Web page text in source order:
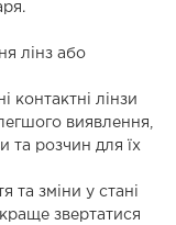
лінз або
контактні лінзи
виявлення,
та розчин для їх
та зміни у стані
звертатися